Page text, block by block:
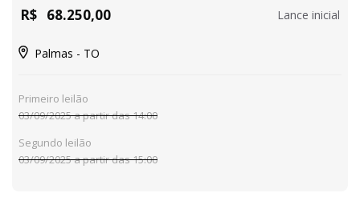
R$ 68.250,00 Lance inicial
Palmas - TO
Primeiro leilão
03/09/2025 a partir das 14:00
Segundo leilão
03/09/2025 a partir das 15:00